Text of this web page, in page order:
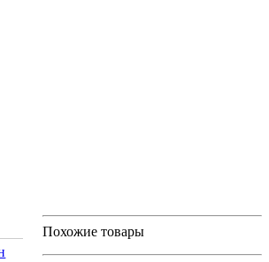
Похожие товары